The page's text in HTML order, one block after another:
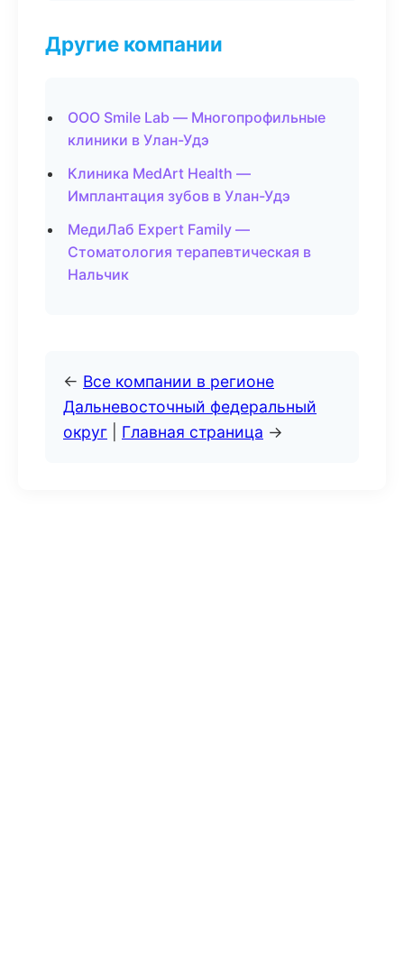
Другие компании
ООО Smile Lab — Многопрофильные
клиники в Улан-Удэ
Клиника MedArt Health —
Имплантация зубов в Улан-Удэ
МедиЛаб Expert Family —
Стоматология терапевтическая в
Нальчик
← Все компании в регионе
Дальневосточный федеральный
округ
Главная страница →